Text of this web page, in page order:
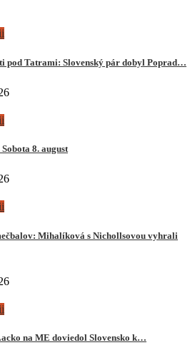
pod Tatrami: Slovenský pár dobyl Poprad…
8. august
Mihalíková s Nichollsovou vyhrali
na ME doviedol Slovensko k…